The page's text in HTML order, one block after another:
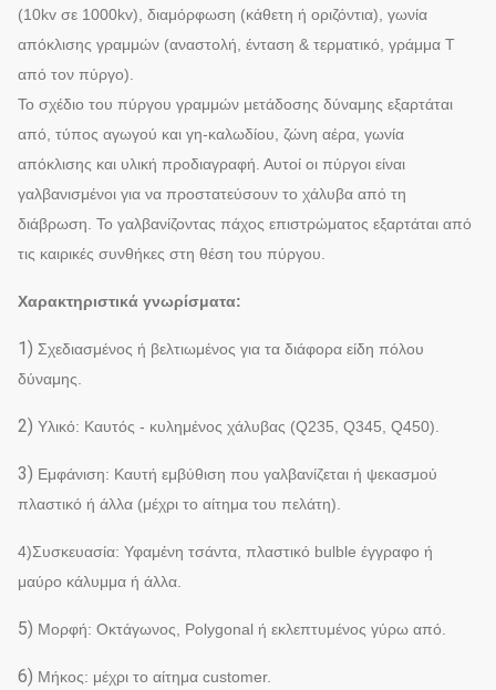
(10kv σε 1000kv), διαμόρφωση (κάθετη ή οριζόντια), γωνία
απόκλισης γραμμών (αναστολή, ένταση & τερματικό, γράμμα Τ
από τον πύργο).
Το σχέδιο του πύργου γραμμών μετάδοσης δύναμης εξαρτάται
από, τύπος αγωγού και γη-καλωδίου, ζώνη αέρα, γωνία
απόκλισης και υλική προδιαγραφή. Αυτοί οι πύργοι είναι
γαλβανισμένοι για να προστατεύσουν το χάλυβα από τη
διάβρωση. Το γαλβανίζοντας πάχος επιστρώματος εξαρτάται από
τις καιρικές συνθήκες στη θέση του πύργου.
Χαρακτηριστικά γνωρίσματα:
1) Σχεδιασμένος ή βελτιωμένος για τα διάφορα είδη πόλου
δύναμης.
2) Υλικό: Καυτός - κυλημένος χάλυβας (Q235, Q345, Q450).
3) Εμφάνιση: Καυτή εμβύθιση που γαλβανίζεται ή ψεκασμού
πλαστικό ή άλλα (μέχρι το αίτημα του πελάτη).
4)Συσκευασία: Υφαμένη τσάντα, πλαστικό bulble έγγραφο ή
μαύρο κάλυμμα ή άλλα.
5) Μορφή: Οκτάγωνος, Polygonal ή εκλεπτυμένος γύρω από.
6) Μήκος: μέχρι το αίτημα customer.